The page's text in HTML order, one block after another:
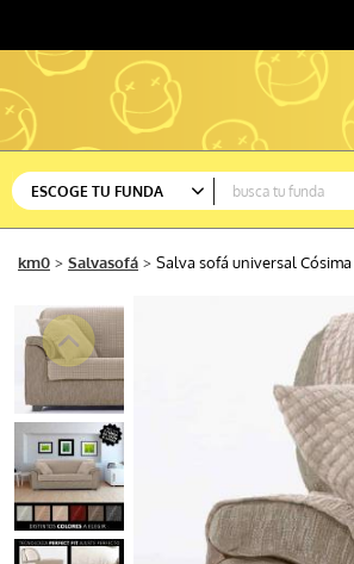
ESCOGE TU FUNDA
Ver todas
Sofá
Silla
Rinconera
km0 Salvasofá Salva sofá universal Cósima